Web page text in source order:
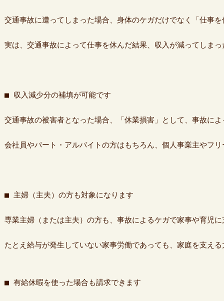
交通事故に遭ってしまった場合、身体のケガだけでなく「仕事
実は、交通事故によって仕事を休んだ結果、収入が減ってしま
■ 収入減少分の補填が可能です
交通事故の被害者となった場合、「休業損害」として、事故に
会社員やパート・アルバイトの方はもちろん、個人事業主やフ
■ 主婦（主夫）の方も対象になります
専業主婦（または主夫）の方も、事故によるケガで家事や育児
たとえ給与が発生していない家事労働であっても、家庭を支え
■ 有給休暇を使った場合も請求できます